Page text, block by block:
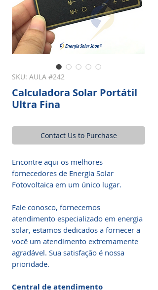
SKU: AULA #242
Calculadora Solar Portátil
Ultra Fina
Contact Us to Purchase
Encontre aqui os melhores
fornecedores de Energia Solar
Fotovoltaica em um único lugar.
Fale conosco, fornecemos
atendimento especializado em energia
solar, estamos dedicados a fornecer a
você um atendimento extremamente
agradável. Sua satisfação é nossa
prioridade.
Central de atendimento